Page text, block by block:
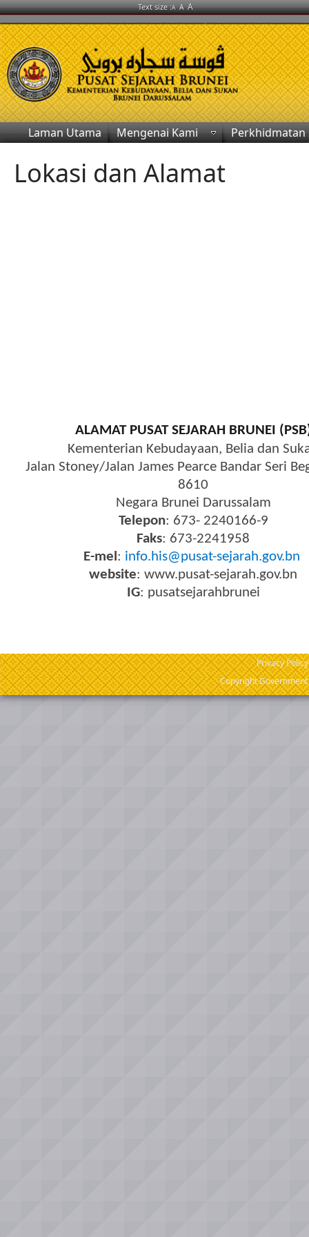
Text size :A A A
Laman Utama Mengenai Kami Perkhidmatan
Lokasi dan Alamat
ALAMAT PUSAT SEJARAH BRUNEI
Kementerian Kebudayaan, Belia dan
Jalan Stoney/Jalan James Pearce Bandar Seri
8610
Negara Brunei Darussalam
Telepon: 673- 2240166-9
Faks: 673-2241958
E-mel : info.his@pusat-sejarah.gov.bn
website: www.pusat-sejarah.gov.bn
IG: pusatsejarahbrunei
Privacy Policy
Copyright